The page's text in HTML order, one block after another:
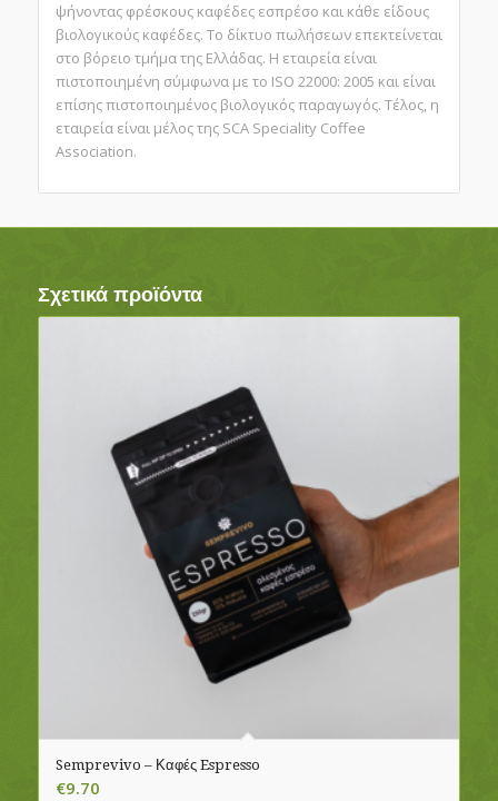
ψήνοντας φρέσκους καφέδες εσπρέσο και κάθε είδους
βιολογικούς καφέδες. Tο δίκτυο πωλήσεων επεκτείνεται
στο βόρειο τμήμα της Ελλάδας. Η εταιρεία είναι
πιστοποιημένη σύμφωνα με το ISO 22000: 2005 και είναι
επίσης πιστοποιημένος βιολογικός παραγωγός. Τέλος, η
εταιρεία είναι μέλος της SCA Speciality Coffee
Association.
Σχετικά προϊόντα
Semprevivo – Καφές Espresso
€9.70